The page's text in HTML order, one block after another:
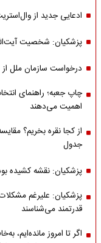
ادعایی جدید از
پزشکیان: شخصیت
درخواست سازمان ملل از
چاپ جعبه؛ راهنمای
اهمیت می‌دهند
جدول
پزشکیان: نقشه کشیده بودند ایران را ۴۸
پزشکیان: علیرغم
قدرتمند می‌شناسند
اگر تا امروز مانده‌ایم،